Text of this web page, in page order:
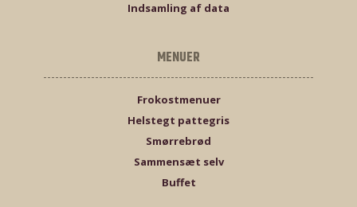
Indsamling af data
MENUER
Frokostmenuer
Helstegt pattegris
Smørrebrød
Sammensæt selv
Buffet